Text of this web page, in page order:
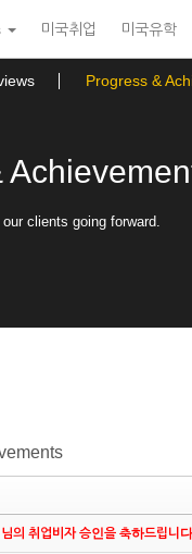
미국취업 미국유학
Progress &
clients going forward.
의 취업비자 승인을 축하드립니